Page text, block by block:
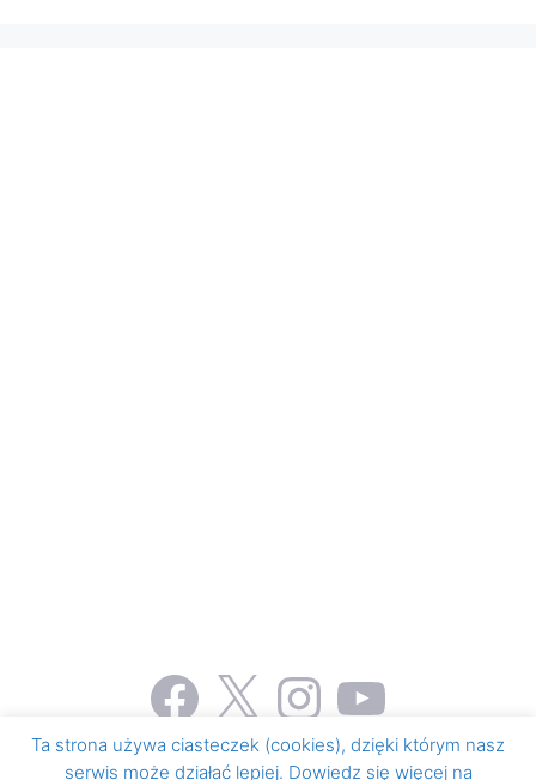
Facebook
X InstagramYouTube
Ta strona używa ciasteczek (cookies), dzięki którym nasz
serwis może działać lepiej. Dowiedz się więcej na